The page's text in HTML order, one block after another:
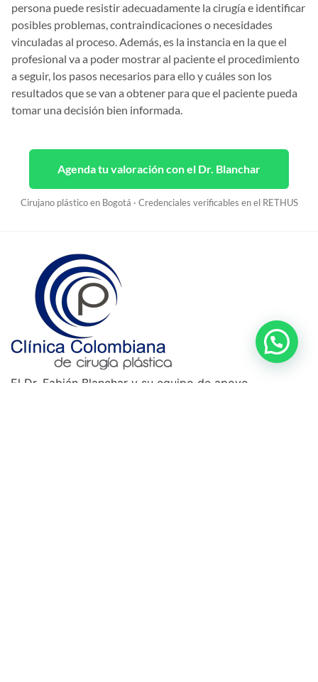
persona puede resistir adecuadamente la cirugía e identificar
posibles problemas, contraindicaciones o necesidades
vinculadas al proceso. Además, es la instancia en la que el
profesional va a poder mostrar al paciente el procedimiento
a seguir, los pasos necesarios para ello y cuáles son los
resultados que se van a obtener para que el paciente pueda
tomar una decisión bien informada.
Agenda tu valoración con el Dr. Blanchar
Cirujano plástico en Bogotá · Credenciales verificables en el RETHUS
El Dr. Fabián Blanchar y su equipo de apoyo